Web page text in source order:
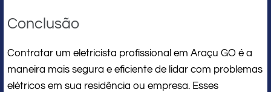
Conclusão
Contratar um eletricista profissional em Araçu GO é a
maneira mais segura e eficiente de lidar com problemas
elétricos em sua residência ou empresa. Esses